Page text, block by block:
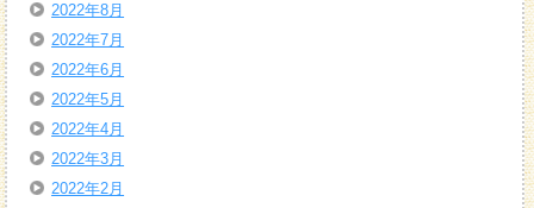
2022年8月
2022年7月
2022年6月
2022年5月
2022年4月
2022年3月
2022年2月